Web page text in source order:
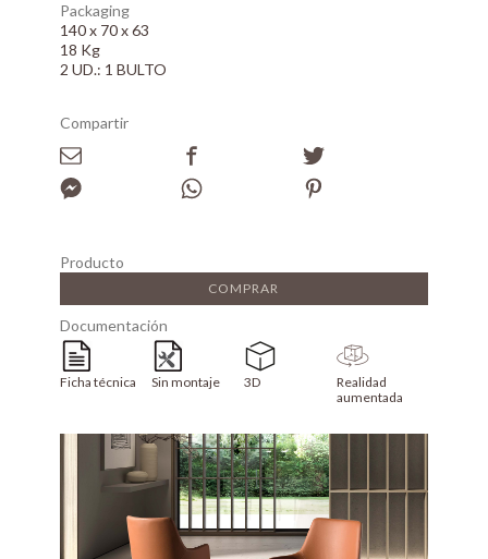
Packaging
140 x 70 x 63
18 Kg
2 UD.: 1 BULTO
Compartir
Producto
COMPRAR
Documentación
Ficha técnica Sin montaje 3D
Realidad
aumentada